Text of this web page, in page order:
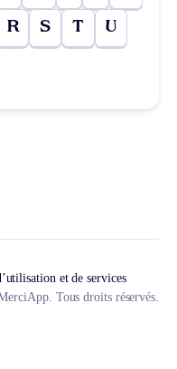
R S T U
et de services
Tous droits réservés.